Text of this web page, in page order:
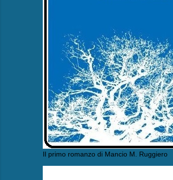
Il primo romanzo di Mancio M. Ruggiero